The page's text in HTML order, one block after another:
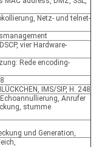
Netz- und telnet-
vier Hardware-
Rede encoding-
IMS/SIP, H. 248
Anrufer
stumme
und Generation,